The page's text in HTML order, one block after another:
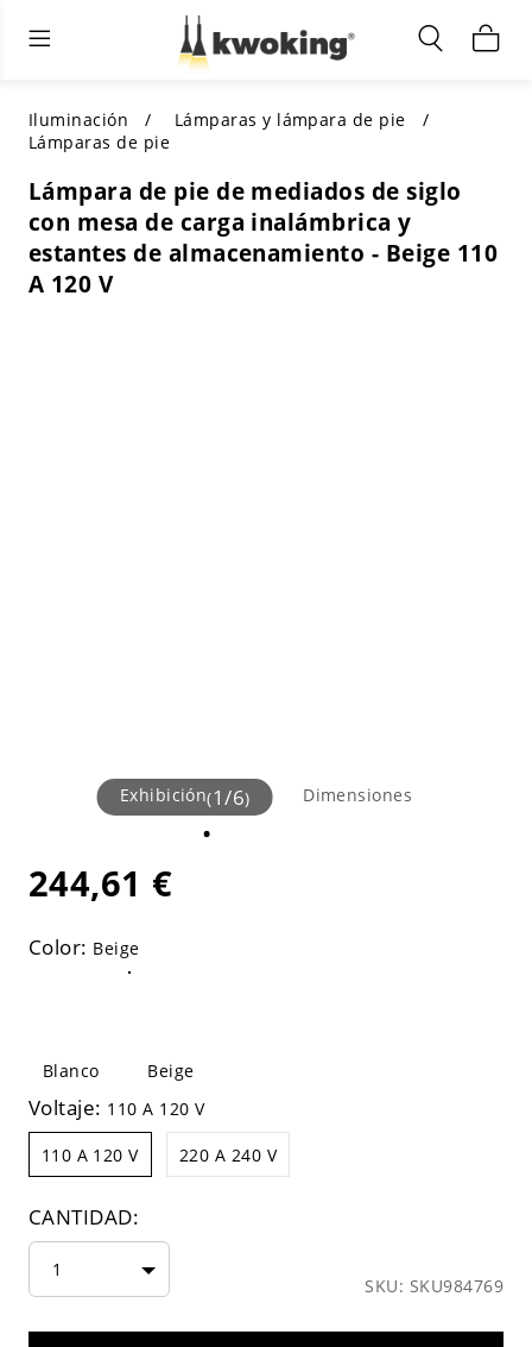
Muebles de sala de estar
TODOS LOS MUEBLES DE SALÓN
SELECCIONES DESTACADAS
COMPRAR POR ESTILO
Iluminación interior
Comprar por categoría
COMPRAR POR ESTILO
Shop by Colors
Iluminación exterior
TODA LA ILUMINACIÓN PARA
OTROS ESPACIOS
COMPRAR POR CATEGORÍA
COMPRAR POR ESTILO
Iluminación
Lámparas y lámpara de pie
Lámparas de pie
Lámpara de pie de mediados de siglo
con mesa de carga inalámbrica y
estantes de almacenamiento - Beige 110
A 120 V
Exhibición(1/6) Dimensiones
244,61 €
Color: Beige
Blanco Beige
Voltaje: 110 A 120 V
110 A 120 V 220 A 240 V
CANTIDAD:
1
SKU: SKU984769